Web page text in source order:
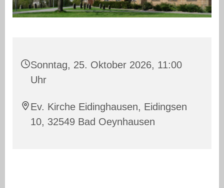
Sonntag, 25. Oktober 2026, 11:00
Uhr
Ev. Kirche Eidinghausen, Eidingsen
10, 32549 Bad Oeynhausen